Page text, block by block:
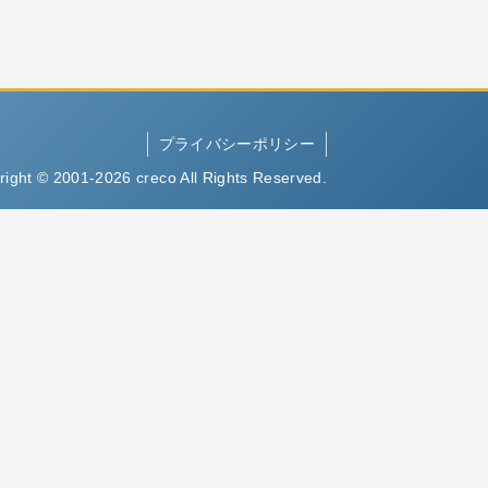
プライバシーポリシー
© 2001-2026 creco All Rights Reserved.